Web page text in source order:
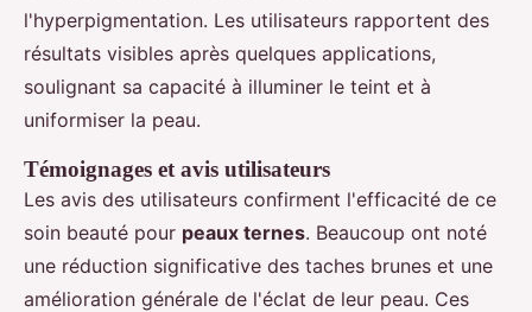
l'hyperpigmentation. Les utilisateurs rapportent des
résultats visibles après quelques applications,
soulignant sa capacité à illuminer le teint et à
uniformiser la peau.
Témoignages et avis utilisateurs
Les avis des utilisateurs confirment l'efficacité de ce
soin beauté pour peaux ternes. Beaucoup ont noté
une réduction significative des taches brunes et une
amélioration générale de l'éclat de leur peau. Ces